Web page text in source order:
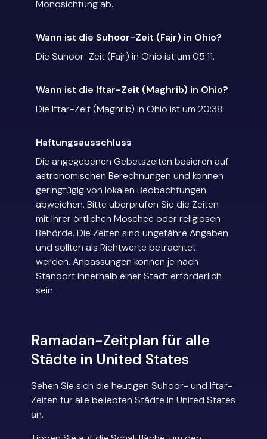
Mondsichtung ab.
Wann ist die Suhoor-Zeit (Fajr) in Ohio?
Die Suhoor-Zeit (Fajr) in Ohio ist um 05:11.
Wann ist die Iftar-Zeit (Maghrib) in Ohio?
Die Iftar-Zeit (Maghrib) in Ohio ist um 20:38.
Haftungsausschluss
Die angegebenen Gebetszeiten basieren auf
astronomischen Berechnungen und können
geringfügig von lokalen Beobachtungen
abweichen. Bitte überprüfen Sie die Zeiten
mit Ihrer örtlichen Moschee oder religiösen
Behörde. Die Zeiten sind ungefähre Angaben
und sollten als Richtwerte betrachtet
werden. Anpassungen können je nach
Standort innerhalb einer Stadt erforderlich
sein.
Ramadan-Zeitplan für alle
Städte in United States
Sehen Sie sich die heutigen Suhoor- und Iftar-
Zeiten für alle beliebten Städte in United States
an.